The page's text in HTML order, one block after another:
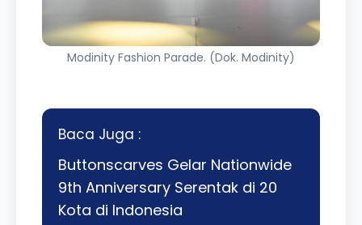
Modinity Fashion Parade. (Dok. Modinity)
Baca Juga :
Buttonscarves Gelar Nationwide
9th Anniversary Serentak di 20
Kota di Indonesia